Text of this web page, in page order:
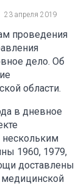
23 апреля 2019
проведения
дело. Об
области.
в дневное
нескольким
1960, 1979,
доставлены
медицинской